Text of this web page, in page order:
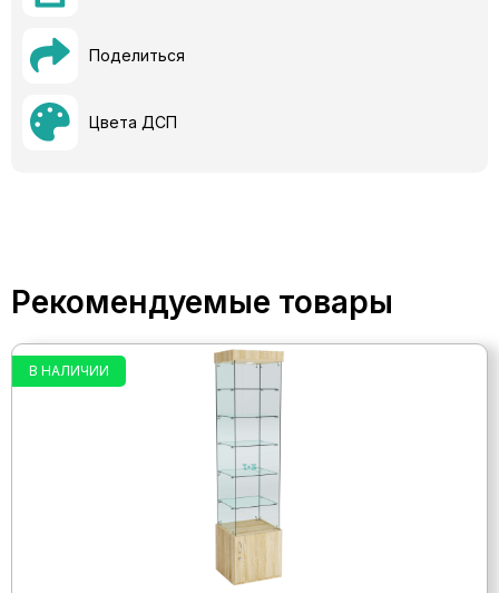
Поделиться
Цвета ДСП
Рекомендуемые товары
В НАЛИЧИИ